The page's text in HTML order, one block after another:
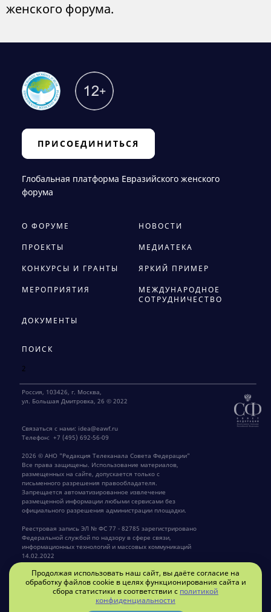
женского форума.
ПРИСОЕДИНИТЬСЯ
Глобальная платформа Евразийского женского
форума
О ФОРУМЕ НОВОСТИ
ПРОЕКТЫ МЕДИАТЕКА
КОНКУРСЫ И ГРАНТЫ ЯРКИЙ ПРИМЕР
МЕРОПРИЯТИЯ
МЕЖДУНАРОДНОЕ
СОТРУДНИЧЕСТВО
ДОКУМЕНТЫ
ПОИСК
2
2026 © АНО "Редакция Телеканала Совета Федерации"
Все права защищены. Использование материалов,
размещенных на сайте, допускается только с
письменного разрешения правообладателя.
Запрещается автоматизированное извлечение
размещенной информации любыми сервисами без
официального разрешения администрации площадки.
Реестровая запись ЭЛ № ФС 77 - 82785 зарегистрировано
Федеральной службой по надзору в сфере связи,
информационных технологий и массовых коммуникаций
14.02.2022
Главный редактор Крылов Г.В.
Россия, 103426, г. Москва,
ул. Большая Дмитровка, 26 © 2022
Связаться с нами: idea@eawf.ru
Телефон: +7 (495) 692-56-09
Продолжая использовать наш сайт, вы даёте согласие на
обработку файлов cookie в целях функционирования сайта и
сбора статистики в соответствии с политикой
конфиденциальности